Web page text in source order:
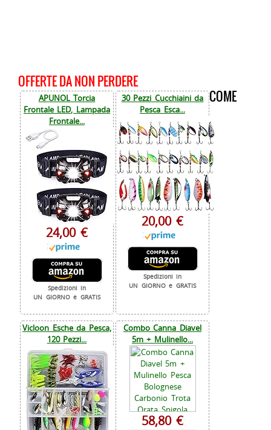
OFFERTE DA NON PERDERE
APUNOL Torcia
Frontale LED, Lampada
Frontale...
24,00 €
Spedizioni in
UN GIORNO e GRATIS
30 Pezzi Cucchiaini da
Pesca Esca...
20,00 €
Spedizioni in
UN GIORNO e GRATIS
Vicloon Esche da Pesca,
120 Pezzi...
Combo Canna Diavel
5m + Mulinello...
58,80 €
COME